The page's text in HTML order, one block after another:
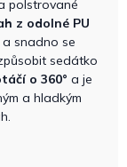
polstrované
z odolné PU
snadno se
sedátko
o 360° a je
a hladkým